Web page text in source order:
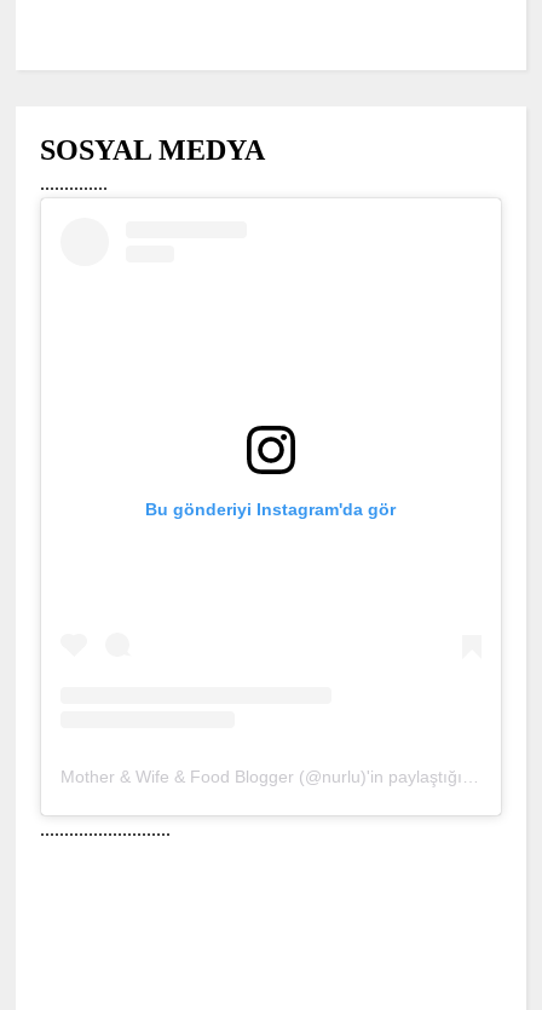
SOSYAL MEDYA
..............
Bu gönderiyi Instagram'da gör
Mother & Wife & Food Blogger (@nurlu)'in paylaştığı bir gönderi
...........................